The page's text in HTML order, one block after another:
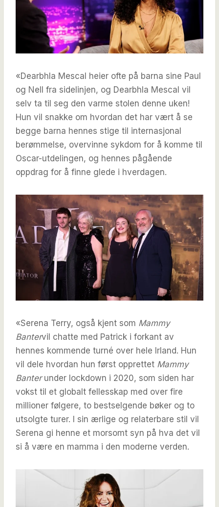
«Dearbhla Mescal heier ofte på barna sine Paul
og Nell fra sidelinjen, og Dearbhla Mescal vil
selv ta til seg den varme stolen denne uken!
Hun vil snakke om hvordan det har vært å se
begge barna hennes stige til internasjonal
berømmelse, overvinne sykdom for å komme til
Oscar-utdelingen, og hennes pågående
oppdrag for å finne glede i hverdagen.
«Serena Terry, også kjent som Mammy
Bantervil chatte med Patrick i forkant av
hennes kommende turné over hele Irland. Hun
vil dele hvordan hun først opprettet Mammy
Banterunder lockdown i 2020, som siden har
vokst til et globalt fellesskap med over fire
millioner følgere, to bestselgende bøker og to
utsolgte turer. I sin ærlige og relaterbare stil vil
Serena gi henne et morsomt syn på hva det vil
si å være en mamma i den moderne verden.